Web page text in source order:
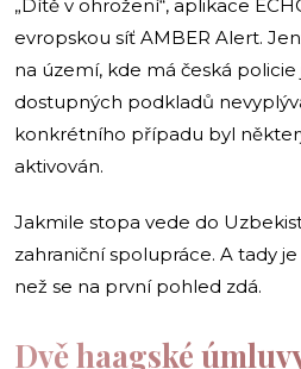
„Dítě v ohrožení“, aplikace
evropskou síť AMBER Alert.
na území, kde má česká policie
dostupných podkladů
konkrétního případu byl
aktivován.
Jakmile stopa vede do
zahraniční spolupráce. A tady
než se na první pohled zdá.
Dvě haagské